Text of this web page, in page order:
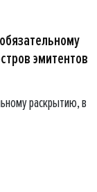
эмитентов
раскрытию, в